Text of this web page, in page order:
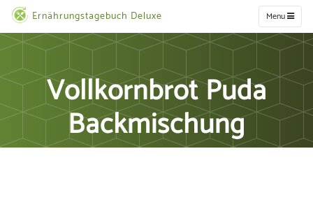
Ernährungstagebuch Deluxe Menu
Vollkornbrot Puda
Backmischung